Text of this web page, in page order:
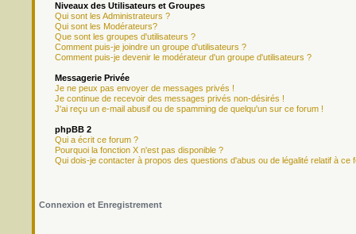
Niveaux des Utilisateurs et Groupes
Qui sont les Administrateurs ?
Qui sont les Modérateurs?
Que sont les groupes d'utilisateurs ?
Comment puis-je joindre un groupe d'utilisateurs ?
Comment puis-je devenir le modérateur d'un groupe d'utilisateurs ?
Messagerie Privée
Je ne peux pas envoyer de messages privés !
Je continue de recevoir des messages privés non-désirés !
J'ai reçu un e-mail abusif ou de spamming de quelqu'un sur ce forum !
phpBB 2
Qui a écrit ce forum ?
Pourquoi la fonction X n'est pas disponible ?
Qui dois-je contacter à propos des questions d'abus ou de légalité relatif à ce
Connexion et Enregistrement